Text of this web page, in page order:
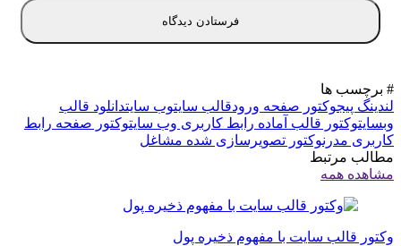
# برچسب ها
لندینگ پیجوکتور صفحه ورودقالب سایتوب سایتدانلود قالب
وبسایتوکتور قالب آماده رابط کاربری وب سایتوکتور صفحه رابط
کاربری مدرنوکتور تصویرسازی شده مشاغل
مطالب مرتبط
مشاهده همه
وکتور قالب سایت با مفهوم ذخیره پول